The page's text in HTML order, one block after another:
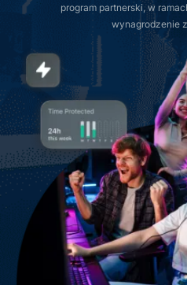
program partnerski, w
wynagrodzenie